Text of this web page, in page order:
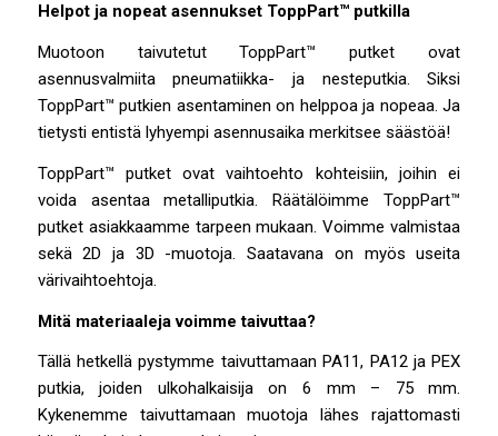
Helpot ja nopeat asennukset ToppPart™ putkilla
Muotoon taivutetut ToppPart™ putket ovat
asennusvalmiita pneumatiikka- ja nesteputkia. Siksi
ToppPart™ putkien asentaminen on helppoa ja nopeaa. Ja
tietysti entistä lyhyempi asennusaika merkitsee säästöä!
ToppPart™ putket ovat vaihtoehto kohteisiin, joihin ei
voida asentaa metalliputkia. Räätälöimme ToppPart™
putket asiakkaamme tarpeen mukaan. Voimme valmistaa
sekä 2D ja 3D -muotoja. Saatavana on myös useita
värivaihtoehtoja.
Mitä materiaaleja voimme taivuttaa?
Tällä hetkellä pystymme taivuttamaan PA11, PA12 ja PEX
putkia, joiden ulkohalkaisija on 6 mm – 75 mm.
Kykenemme taivuttamaan muotoja lähes rajattomasti